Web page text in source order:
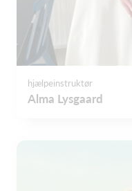
hjælpeinstruktør
Alma Lysgaard